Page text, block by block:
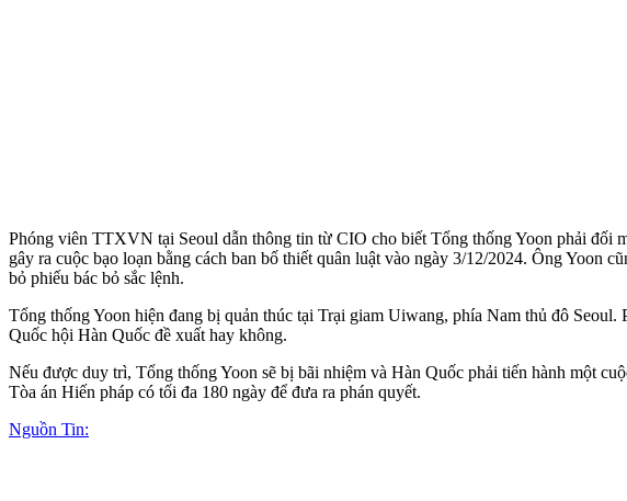
Phóng viên TTXVN tại Seoul dẫn thông tin từ CIO cho biết Tổng thống Yoon phải
gây ra cuộc bạo loạn bằng cách ban bố thiết quân luật vào ngày 3/12/2024. Ông Yoon
bỏ phiếu bác bỏ sắc lệnh.
Tổng thống Yoon hiện đang bị quản thúc tại Trại giam Uiwang, phía Nam thủ đô
Quốc hội Hàn Quốc đề xuất hay không.
Nếu được duy trì, Tổng thống Yoon sẽ bị bãi nhiệm và Hàn Quốc phải tiến hành một
Tòa án Hiến pháp có tối đa 180 ngày để đưa ra phán quyết.
Nguồn Tin: